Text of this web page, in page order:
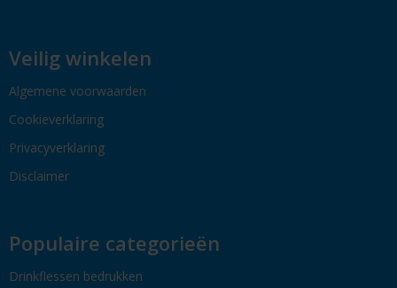
Veilig winkelen
Algemene voorwaarden
Cookieverklaring
Privacyverklaring
Disclaimer
Populaire categorieën
Drinkflessen bedrukken